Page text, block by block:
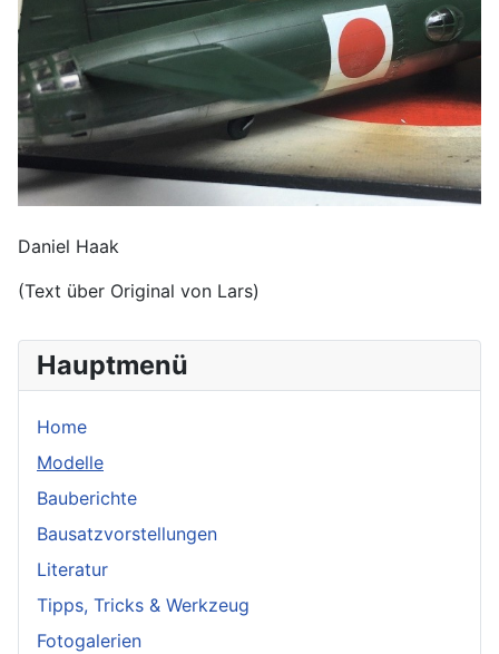
Hauptmenü
Home
Modelle
Bauberichte
Bausatzvorstellungen
Literatur
Tipps, Tricks & Werkzeug
Fotogalerien
Daniel Haak
(Text über Original von Lars)